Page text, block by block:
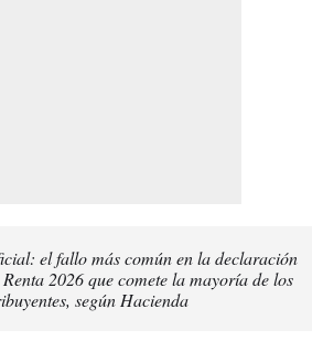
el fallo más común en la declaración
2026 que comete la mayoría de los
según Hacienda